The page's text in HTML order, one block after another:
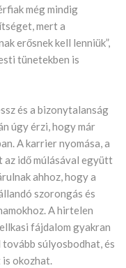
még mindig
mert a
erősnek kell lenniük”,
tünetekben is
és a bizonytalanság
úgy érzi, hogy már
A karrier nyomása, a
idő múlásával együtt
ahhoz, hogy a
szorongás és
A hirtelen
fájdalom gyakran
súlyosbodhat, és
okozhat.